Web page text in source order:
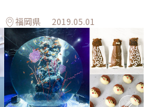
福岡県 2019.05.01